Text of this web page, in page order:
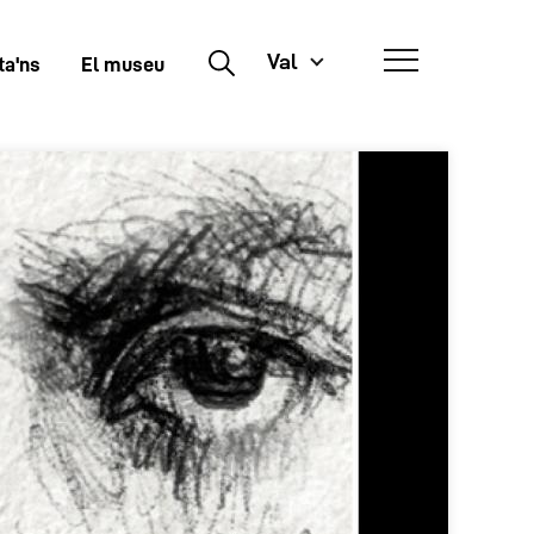
El museu Buscar Val